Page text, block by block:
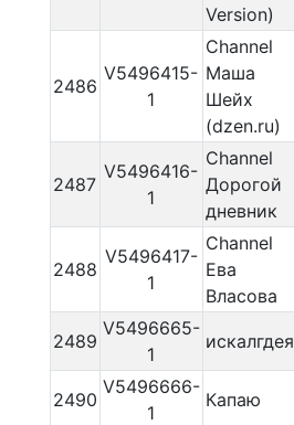
Version)
2486
V5496415-
1
Channel
Маша
Шейх
(dzen.ru)
2487
V5496416-
1
Channel
Дорогой
дневник
2488
V5496417-
1
Channel
Ева
Власова
2489
V5496665-
1
искалгдея
2490
V5496666-
1
Капаю